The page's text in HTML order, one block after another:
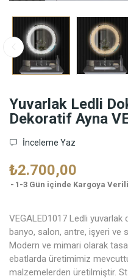
Yuvarlak Ledli
Dekoratif Ayna
İnceleme Yaz
₺2.700,00
1-3 Gün içinde Kargoya
VEGALED1017 Ledli yuvarlak
banyo, salon, antre, işyeri ve
Modern ve mimari olarak
ebatlarda üretimimiz
malzemelerden üretilmiştir.